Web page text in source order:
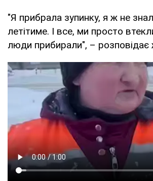
"Я прибрала зупинку, я ж не
летітиме. І все, ми просто
люди прибирали", – розповідає